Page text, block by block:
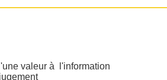
valeur à l'information